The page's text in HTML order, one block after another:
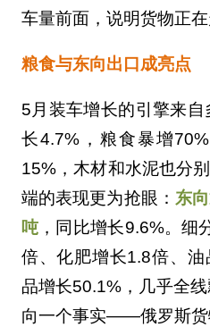
车量前面，说明货物正在
粮食与东向出口成亮点
5月装车增长的引擎来
长4.7%，粮食暴增
15%，木材和水泥也分
端的表现更为抢眼： 东
吨 ，同比增长9.6%。细
倍、化肥增长1.8倍、油
品增长50.1%，几乎全
向一个事实——俄罗斯货